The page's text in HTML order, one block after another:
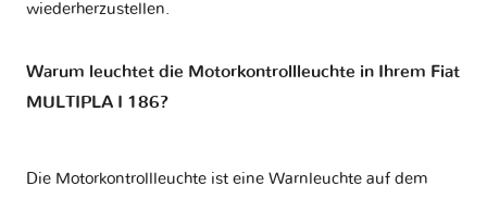
wiederherzustellen.
Warum leuchtet die Motorkontrollleuchte in Ihrem Fiat
MULTIPLA I 186?
Die Motorkontrollleuchte ist eine Warnleuchte auf dem